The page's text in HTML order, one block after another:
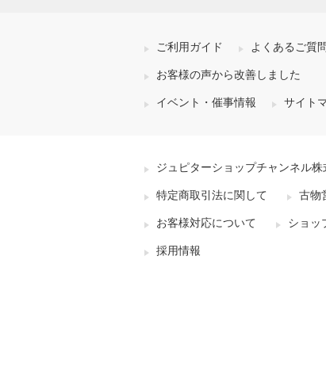
ご利用ガイド よくあるご質問
お客様の声から改善しました
イベント・催事情報 サイト
ジュピターショップチャンネル
特定商取引法に関して 古物
お客様対応について ショッ
採用情報